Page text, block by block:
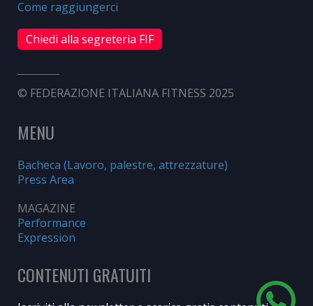
Come raggiungerci
Chiedi alla segreteria FIF
© FEDERAZIONE ITALIANA FITNESS 2025
MENU
Bacheca (Lavoro, palestre, attrezzature)
Press Area
MAGAZINE
Performance
Expression
CONTENUTI GRATUITI